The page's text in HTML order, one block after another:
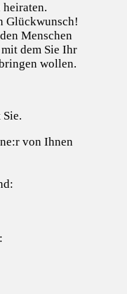
heiraten.
Glückwunsch!
Menschen
dem Sie Ihr
wollen.
von Ihnen